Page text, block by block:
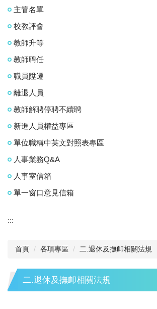
主管名單
校教評會
教師升等
教師聘任
職員陞遷
離退人員
教師解聘停聘不續聘
新進人員權益專區
單位職稱中英文對照表專區
人事業務Q&A
人事室信箱
單一窗口意見信箱
:::
首頁 各項專區 二.退休及撫卹相關法規
二.退休及撫卹相關法規